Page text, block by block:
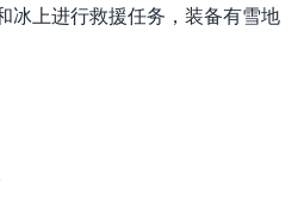
冰上进行救援任务，装备有雪地